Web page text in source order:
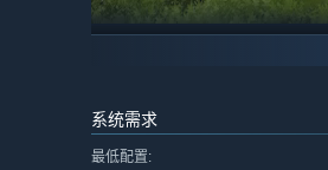
系统需求
最低配置: